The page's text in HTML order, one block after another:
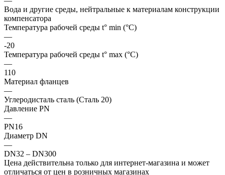
Вода и другие среды, нейтральные к материалам конструкции
компенсатора
Температура рабочей среды t° min (°C)
—
-20
Температура рабочей среды t° max (°C)
—
110
Материал фланцев
—
Углеродисталь сталь (Сталь 20)
Давление PN
—
PN16
Диаметр DN
—
DN32 – DN300
Цена действительна только для интернет-магазина и может
отличаться от цен в розничных магазинах